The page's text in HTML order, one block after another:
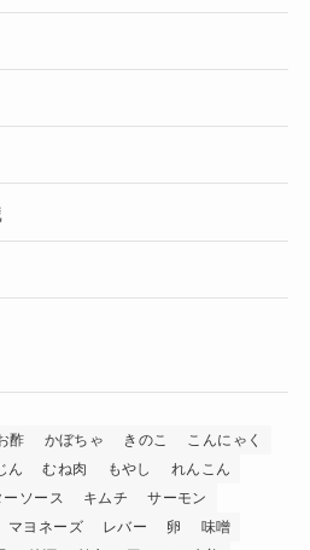
酢 かぼちゃ きのこ
こんにゃく
ん むね肉 もやし
れんこん
ーソース キムチ
サーモン
マヨネーズ レバー 卵
味噌